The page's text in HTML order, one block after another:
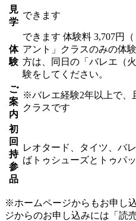
見
学
できます
体
験
できます 体験料 3,707円
アント」クラスのみの体
方は、同日の「バレエ（
験をしてください。
ご
案
内
※バレエ経験2年以上で、
クラスです
初
回
持
参
品
レオタード、タイツ、バ
ばトゥシューズとトゥパ
※ホームページからもお申し
ジからのお申し込みには「読